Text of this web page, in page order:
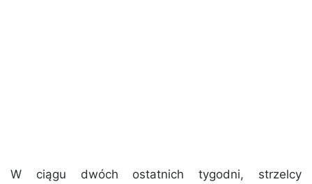
W ciągu dwóch ostatnich tygodni, strzelcy